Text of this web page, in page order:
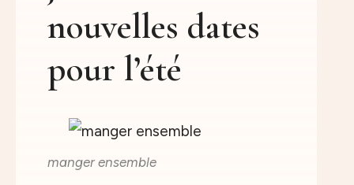
nouvelles dates
pour l’été
manger ensemble